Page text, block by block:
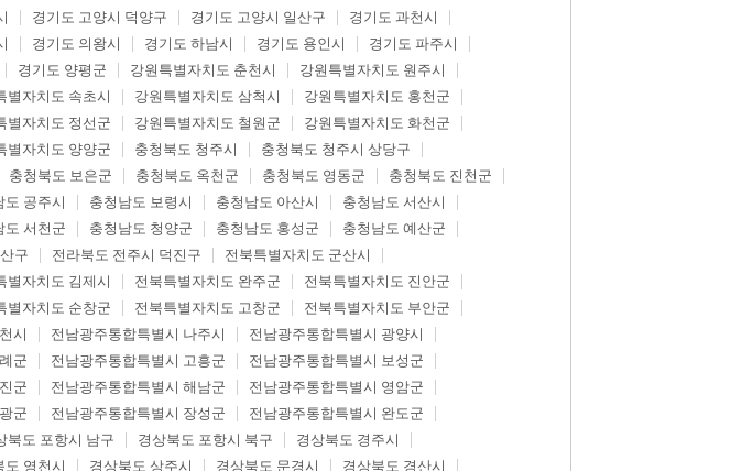
경기도 고양시 덕양구 경기도 고양시 일산구
경기도 과천시
경기도 의왕시 경기도 하남시 경기도 용인시
경기도 파주시
경기도 양평군 강원특별자치도 춘천시
강원특별자치도 원주시
별자치도 속초시 강원특별자치도 삼척시
강원특별자치도 홍천군
별자치도 정선군 강원특별자치도 철원군
강원특별자치도 화천군
별자치도 양양군 충청북도 청주시
충청북도 청주시 상당구
충청북도 보은군 충청북도 옥천군 충청북도 영동군
충청북도 진천군
도 공주시 충청남도 보령시 충청남도 아산시
충청남도 서산시
도 서천군 충청남도 청양군 충청남도 홍성군
충청남도 예산군
구 전라북도 전주시 덕진구
전북특별자치도 군산시
별자치도 김제시 전북특별자치도 완주군
전북특별자치도 진안군
별자치도 순창군 전북특별자치도 고창군
전북특별자치도 부안군
시 전남광주통합특별시 나주시
전남광주통합특별시 광양시
군 전남광주통합특별시 고흥군
전남광주통합특별시 보성군
군 전남광주통합특별시 해남군
전남광주통합특별시 영암군
군 전남광주통합특별시 장성군
전남광주통합특별시 완도군
북도 포항시 남구 경상북도 포항시 북구
경상북도 경주시
도 영천시 경상북도 상주시 경상북도 문경시
경상북도 경산시